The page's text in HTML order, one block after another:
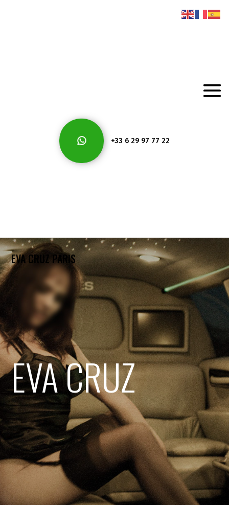
+33 6 29 97 77 22
EVA CRUZ PARIS
EVA CRUZ